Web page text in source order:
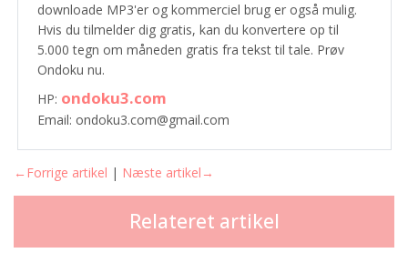
downloade MP3'er og kommerciel brug er også mulig.
Hvis du tilmelder dig gratis, kan du konvertere op til
5.000 tegn om måneden gratis fra tekst til tale. Prøv
Ondoku nu.
HP: ondoku3.com
Email: ondoku3.com@gmail.com
←Forrige artikel | Næste artikel→
Relateret artikel